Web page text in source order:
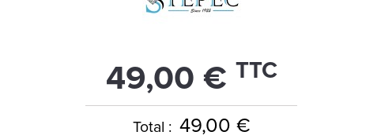
49,00 € TTC
Total : 49,00 €